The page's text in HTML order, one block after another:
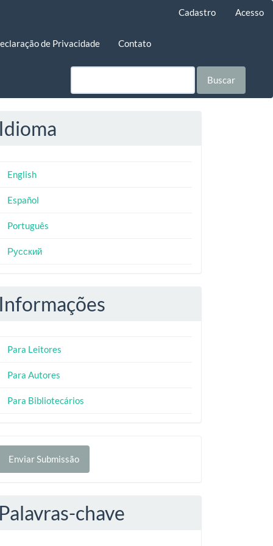
Cadastro Acesso
de Privacidade Contato
Buscar
Idioma
English
Español
Português
Русский
Informações
Para Leitores
Para Autores
Para Bibliotecários
Enviar Submissão
Palavras-chave